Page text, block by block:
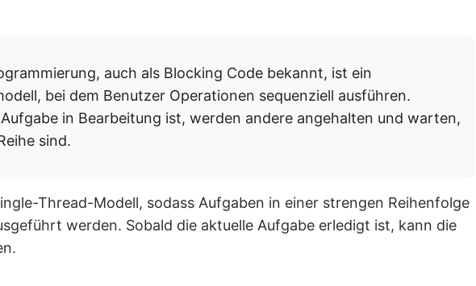
auch als Blocking Code bekannt, ist ein
bei dem Benutzer Operationen sequenziell ausführen.
in Bearbeitung ist, werden andere angehalten und warten,
sind.
Thread-Modell, sodass Aufgaben in einer strengen Reihenfolge
werden. Sobald die aktuelle Aufgabe erledigt ist, kann die